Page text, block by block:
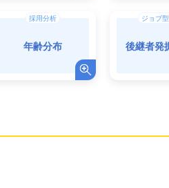
採用分析
年齢分布
ジョブ
後継者発